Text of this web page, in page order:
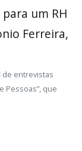
um RH
Ferreira,
de entrevistas
Pessoas”, que